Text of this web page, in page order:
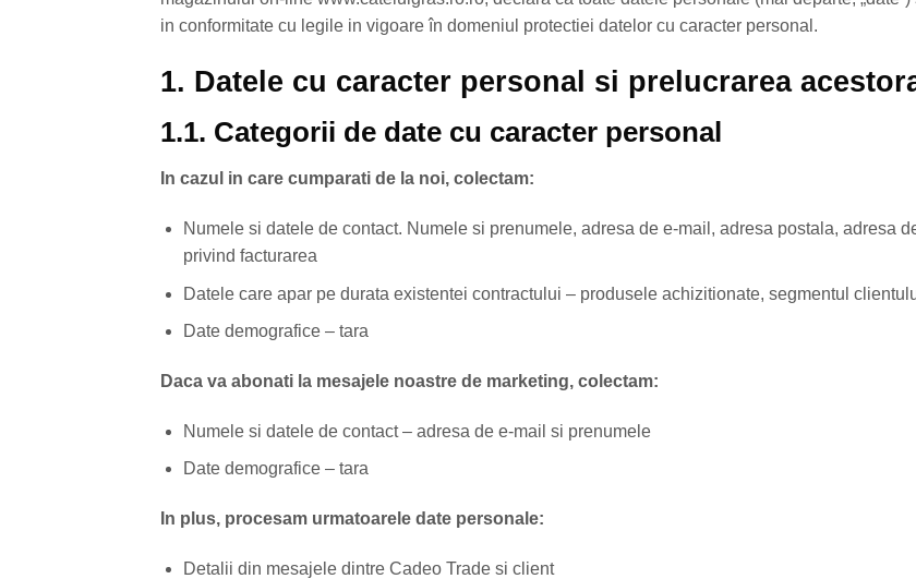
in conformitate cu legile in vigoare în domeniul protectiei datelor cu caracter personal.
1. Datele cu caracter personal si prelucrarea
1.1. Categorii de date cu caracter personal
In cazul in care cumparati de la noi, colectam:
Numele si datele de contact. Numele si prenumele, adresa de e-mail, adresa postala, adresa
privind facturarea
Datele care apar pe durata existentei contractului – produsele achizitionate, segmentul
Date demografice – tara
Daca va abonati la mesajele noastre de marketing, colectam:
Numele si datele de contact – adresa de e-mail si prenumele
Date demografice – tara
In plus, procesam urmatoarele date personale:
Detalii din mesajele dintre Cadeo Trade si client